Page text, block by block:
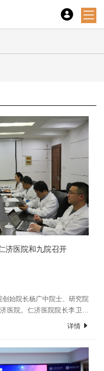
济医院和九院召开
始院长杨广中院士、研究院
医院。仁济医院院长李卫平
临床联合研究中心工作推进
医疗机器人设计大赛及暑期
的快速发展，并表示仁济医
详情